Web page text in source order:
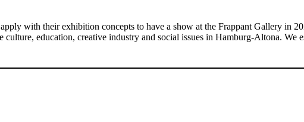
with their exhibition concepts to have a show at the Frappant Gallery in
culture, education, creative industry and social issues in Hamburg-Altona.